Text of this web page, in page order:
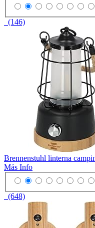
(146)
Brennenstuhl linterna
Más Info
(648)